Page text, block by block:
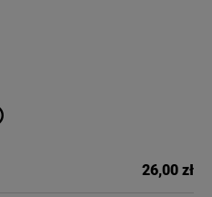
płatności
26,00 zł